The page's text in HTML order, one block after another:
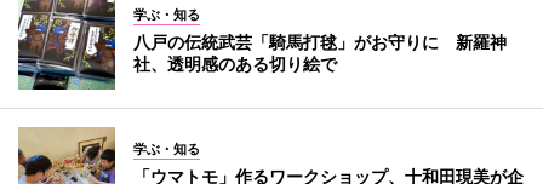
学ぶ・知る
八戸の伝統武芸「騎馬打毬」がお守りに 新羅神
社、透明感のある切り絵で
学ぶ・知る
「ウマトモ」作るワークショップ、十和田現美が企